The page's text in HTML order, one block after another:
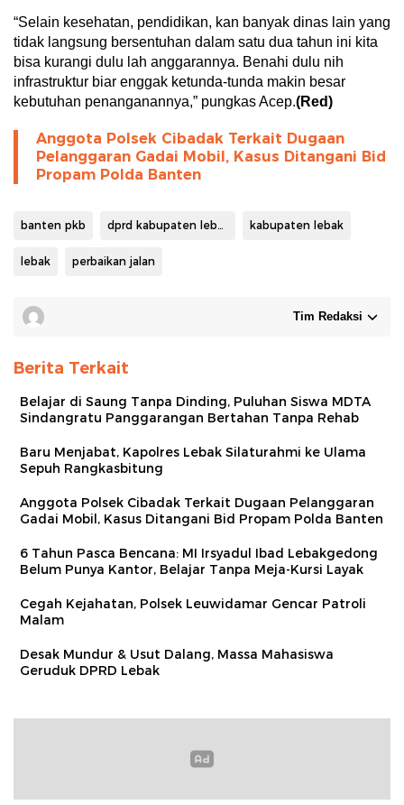
“Selain kesehatan, pendidikan, kan banyak dinas lain yang
tidak langsung bersentuhan dalam satu dua tahun ini kita
bisa kurangi dulu lah anggarannya. Benahi dulu nih
infrastruktur biar enggak ketunda-tunda makin besar
kebutuhan penanganannya,” pungkas Acep.(Red)
Anggota Polsek Cibadak Terkait Dugaan
Pelanggaran Gadai Mobil, Kasus Ditangani Bid
Propam Polda Banten
banten pkb dprd kabupaten lebak kabupaten lebak
lebak perbaikan jalan
Tim Redaksi
Berita Terkait
Belajar di Saung Tanpa Dinding, Puluhan Siswa MDTA
Sindangratu Panggarangan Bertahan Tanpa Rehab
Baru Menjabat, Kapolres Lebak Silaturahmi ke Ulama
Sepuh Rangkasbitung
Anggota Polsek Cibadak Terkait Dugaan Pelanggaran
Gadai Mobil, Kasus Ditangani Bid Propam Polda Banten
6 Tahun Pasca Bencana: MI Irsyadul Ibad Lebakgedong
Belum Punya Kantor, Belajar Tanpa Meja-Kursi Layak
Cegah Kejahatan, Polsek Leuwidamar Gencar Patroli
Malam
Desak Mundur & Usut Dalang, Massa Mahasiswa
Geruduk DPRD Lebak